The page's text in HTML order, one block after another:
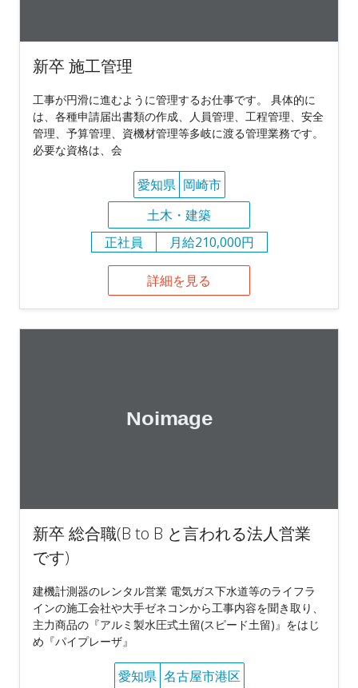
新卒 施工管理
工事が円滑に進むように管理するお仕事です。 具体的に
は、各種申請届出書類の作成、人員管理、工程管理、安全
管理、予算管理、資機材管理等多岐に渡る管理業務です。
必要な資格は、会
愛知県 岡崎市
土木・建築
正社員
月給210,000円
詳細を見る
新卒 総合職(B to B と言われる法人営業
です)
建機計測器のレンタル営業 電気ガス下水道等のライフラ
インの施工会社や大手ゼネコンから工事内容を聞き取り、
主力商品の『アルミ製水圧式土留(スピード土留)』をはじ
め『パイプレーザ』
愛知県 名古屋市港区